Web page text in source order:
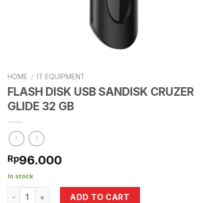
HOME / IT EQUIPMENT
FLASH DISK USB SANDISK CRUZER
GLIDE 32 GB
Rp96.000
In stock
FLASH DISK USB SANDISK CRUZER GLIDE 32 GB quantity
ADD TO CART